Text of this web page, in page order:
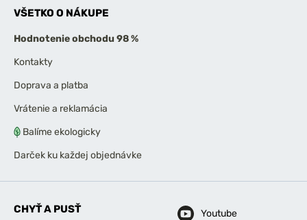
VŠETKO O NÁKUPE
Hodnotenie obchodu 98 %
Kontakty
Doprava a platba
Vrátenie a reklamácia
Balíme ekologicky
Darček ku každej objednávke
CHYŤ A PUSŤ
Youtube